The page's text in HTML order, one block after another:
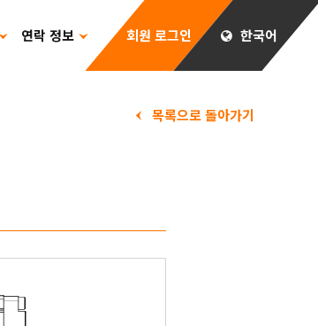
연락 정보 회원 로그인 한국어
목록으로 돌아가기